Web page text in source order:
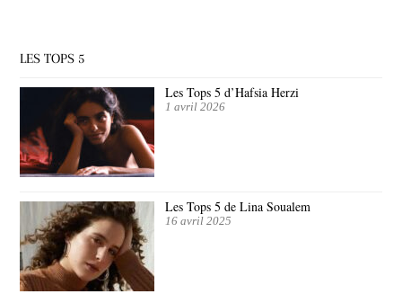
LES TOPS 5
Les Tops 5 d’Hafsia Herzi
1 avril 2026
Les Tops 5 de Lina Soualem
16 avril 2025